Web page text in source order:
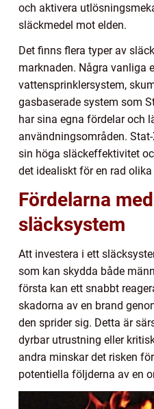
och aktivera
släckmedel mot elden.
Det finns flera typer av
marknaden. Några vanliga
vattensprinklersystem,
gasbaserade system som
har sina egna fördelar och
användningsområden.
sin höga släckeffektivitet
det idealiskt för en rad
Fördelarna
släcksystem
Att investera i ett
som kan skydda både
första kan ett snabbt
skadorna av en brand
den sprider sig. Detta är
dyrbar utrustning eller
andra minskar det risken
potentiella följderna av en